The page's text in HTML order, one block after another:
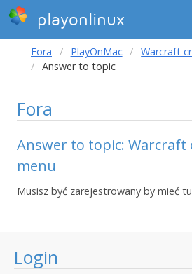
playonlinux
Login
Fora PlayOnMac
Warcraft
Answer to topic
Fora
Answer to topic:
menu
Musisz być zarejestrowany by mieć